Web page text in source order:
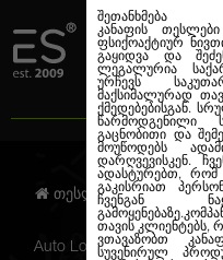
შეთანხმება
კანაფის
ფსიქოაქტიურ
გაყიდვა და
ლეგალურია
ურჩევს
მაქსიმალურად
ქმედებებისგან.
წარმოდგენილი
გაცნობითი და
მოუწოდებს
დარღვევისკენ.
ადასტურებთ,
გაკისრიათ
ჩვენგან
თავის კლიენტებს,
ვთავაზობთ
სუვენირულ
თესლების კანაფი
Auto Lowryder2 Feminised